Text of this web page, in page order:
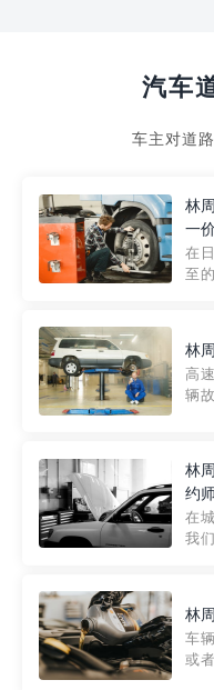
汽车
车主对道
林
一
在
至
细
准
林
高
辆
路
部
林
约
在
我
紧
援
林
车
或